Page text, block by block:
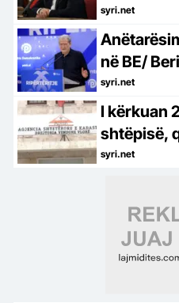
heqjen e
syri.net
në BE/
Vuçiçi dhe
syri.net
I kërkuan
shtëpisë,
denoncon
syri.net